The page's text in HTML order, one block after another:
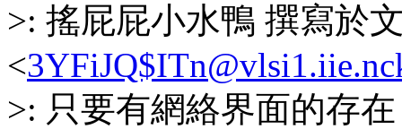
>: 搖屁屁小水鴨 撰寫於
<
>: 只要有網絡界面的存